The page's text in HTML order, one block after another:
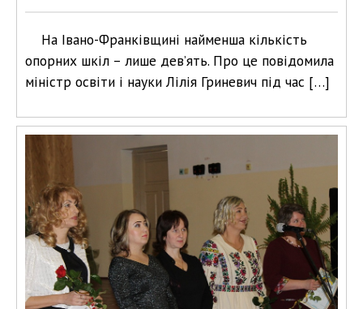
На Івано-Франківщині найменша кількість
опорних шкіл – лише дев’ять. Про це повідомила
міністр освіти і науки Лілія Гриневич під час […]